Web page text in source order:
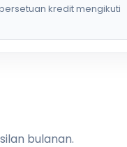
kredit mengikuti
bulanan.